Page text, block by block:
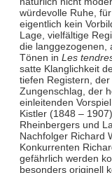
würdevolle Ruhe,
eigentlich kein
Lage, vielfältige
die langgezogenen,
Tönen in Les
satte Klanglichkeit
tiefen Registern,
Zungenschlag, der
einleitenden
Kistler (1848 –
Rheinbergers und
Nachfolger Richard
Konkurrenten
gefährlich werden
besonders originell